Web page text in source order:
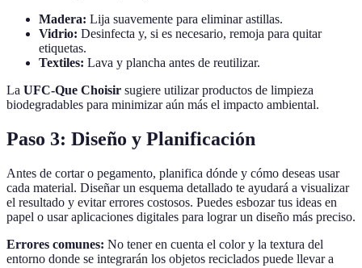
Madera: Lija suavemente para eliminar astillas.
Vidrio: Desinfecta y, si es necesario, remoja para quitar
etiquetas.
Textiles: Lava y plancha antes de reutilizar.
La UFC-Que Choisir sugiere utilizar productos de limpieza
biodegradables para minimizar aún más el impacto ambiental.
Paso 3: Diseño y Planificación
Antes de cortar o pegamento, planifica dónde y cómo deseas usar
cada material. Diseñar un esquema detallado te ayudará a visualizar
el resultado y evitar errores costosos. Puedes esbozar tus ideas en
papel o usar aplicaciones digitales para lograr un diseño más preciso.
Errores comunes: No tener en cuenta el color y la textura del
entorno donde se integrarán los objetos reciclados puede llevar a